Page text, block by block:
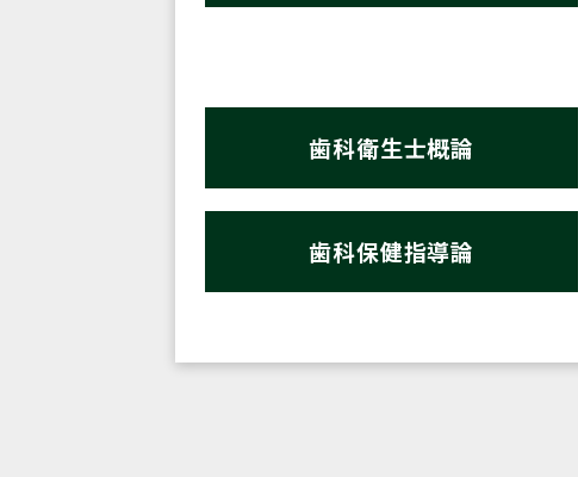
歯科衛生士概論
歯科保健指導論